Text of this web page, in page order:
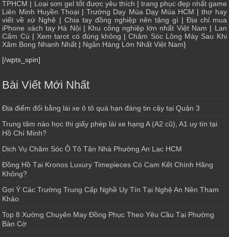
TPHCM | Loại sơn gel tốt được yêu thích | trang phục đẹp nhất game
Liên Minh Huyền Thoại|Trường Dạy Múa Dạy Múa HCM |thơ hay
viết về xứ Nghệ | Chia tay đồng nghiệp nên tặng gì | Địa chỉ mua
iPhone xách tay Hà Nội| Khu công nghiệp lớn nhất Việt Nam | Lan
Cẩm Cù | Xem tarot có đúng không |Chăm Sóc Lông Mày Sau Khi
Xăm Bong Nhanh Nhất | Ngân Hàng Lớn Nhất Việt Nam}
[/wpts_spin]
Bài Viết Mới Nhất
Địa điểm đổi bằng lái xe ô tô quá hạn đáng tin cậy tại Quận 3
Trung tâm nào học thi giấy phép lái xe hạng A (A2 cũ), A1 uy tín tại
Hồ Chí Minh?
Dịch Vụ Chăm Sóc Ô Tô Tận Nhà Phường An Lạc HCM
Đồng Hồ Tại Kronos Luxury Timepieces Có Cam Kết Chính Hãng
Không?
Gợi Ý Các Trường Trung Cấp Nghề Uy Tín Tại Nghệ An Nên Tham
Khảo
Top 8 Xưởng Chuyên May Đồng Phục Theo Yêu Cầu Tại Phường
Bàn Cờ